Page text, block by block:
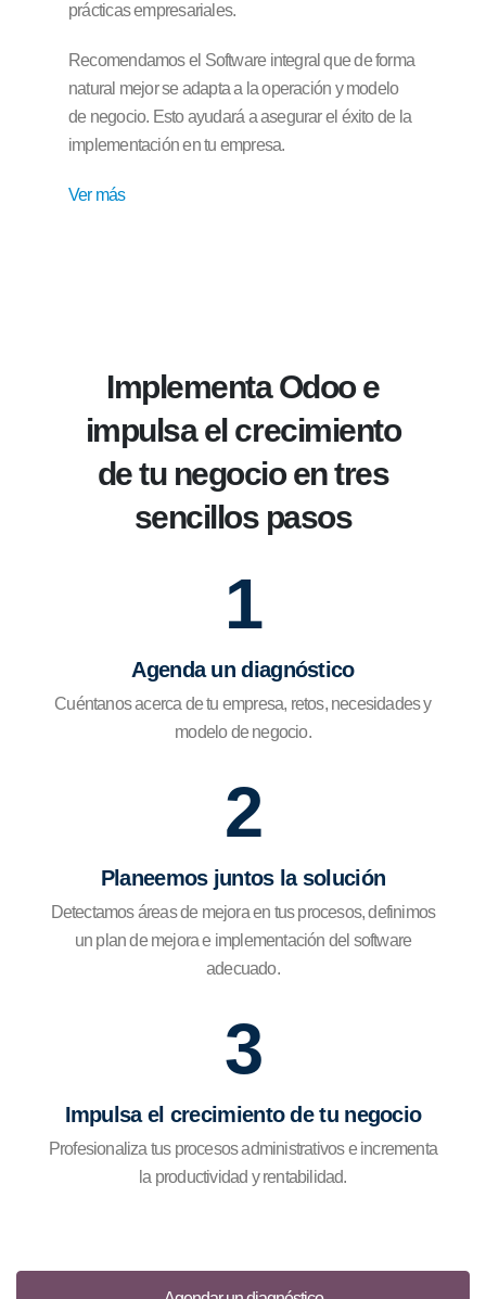
prácticas empresariales.
Recomendamos el Software integral que de forma
natural mejor se adapta a la operación y modelo
de negocio. Esto ayudará a asegurar el éxito de la
implementación en tu empresa.
Ver más
Implementa Odoo e
impulsa el crecimiento
de tu negocio en tres
sencillos pasos
1
Agenda un diagnóstico
Cuéntanos acerca de tu empresa, retos, necesidades y
modelo de negocio.
2
Planeemos juntos la solución
Detectamos áreas de mejora en tus procesos, definimos
un plan de mejora e implementación del software
adecuado.
3
Impulsa el crecimiento de tu negocio
Profesionaliza tus procesos administrativos e incrementa
la productividad y rentabilidad.